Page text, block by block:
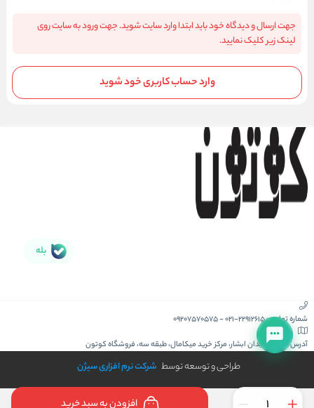
افزودن به سبد خرید
جهت ارسال و دیدگاه خود باید ابتدا وارد سایت شوید. جهت ورود به سایت روی
لینک زیر کلیک نمایید.
وارد حساب کاربری خود شوید
بله
شماره تماس :021-22912615
-
09207570575
آدرس :کیش، میدان ابشار، مرکز خرید میکامال، طبقه سه، فروشگاه کوتون
طراحی و توسعه توسط شرکت نرم افزاری سیژن